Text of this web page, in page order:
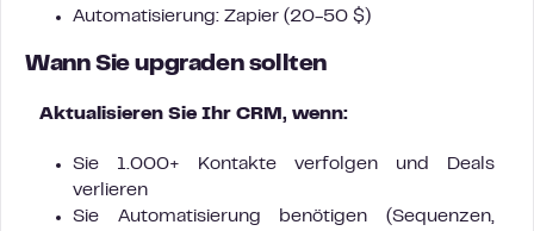
Automatisierung: Zapier (20-50 $)
Wann Sie upgraden sollten
Aktualisieren Sie Ihr CRM, wenn:
Sie 1.000+ Kontakte verfolgen und Deals
verlieren
Sie Automatisierung benötigen (Sequenzen,